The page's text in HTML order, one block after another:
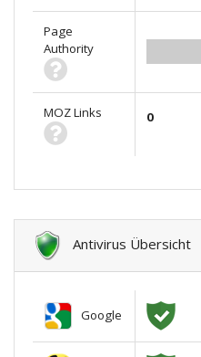
Page
Authority
MOZ Links 0
Antivirus Übersicht
Google